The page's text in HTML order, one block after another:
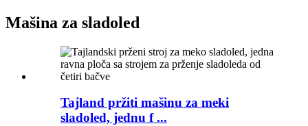
Mašina za sladoled
Tajland pržiti mašinu za meki
sladoled, jednu f ...